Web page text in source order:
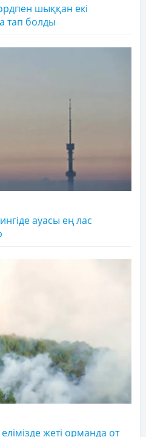
шыққан екі
тап болды
ауасы ең лас
жеті орманда от